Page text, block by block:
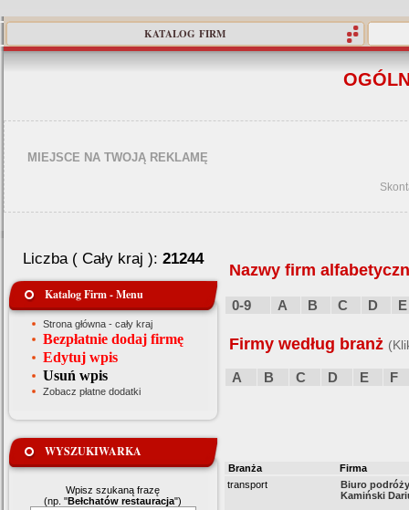
KATALOG FIRM
MIEJSCE NA TWOJĄ REKLAMĘ
Liczba ( Cały kraj ): 21244
Katalog Firm - Menu
Strona główna - cały kraj
Bezpłatnie dodaj firmę
Edytuj wpis
Usuń wpis
Zobacz płatne dodatki
WYSZUKIWARKA
Wpisz szukaną frazę
(np. "Bełchatów restauracja")
Nazwy firm
0-9 A B C D E
Firmy według branż
A B C D E F
Branża
Firma
transport
Biuro
Kamiński